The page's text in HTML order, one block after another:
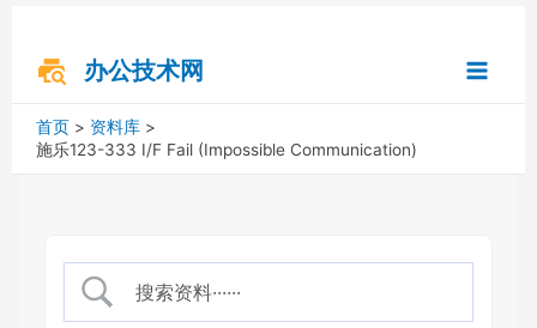
办公技术网
Menu
首页
资料库
施乐123-333 I/F Fail (Impossible Communication)